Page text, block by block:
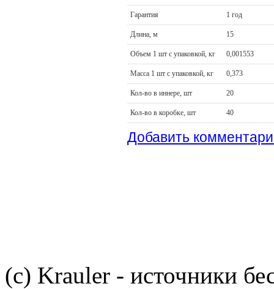
Гарантия 1 год
Длина, м 15
Объем 1 шт с упаковкой, кг 0,001553
Масса 1 шт с упаковкой, кг 0,373
Кол-во в иннере, шт 20
Кол-во в коробке, шт 40
Добавить
(c) Krauler - источники